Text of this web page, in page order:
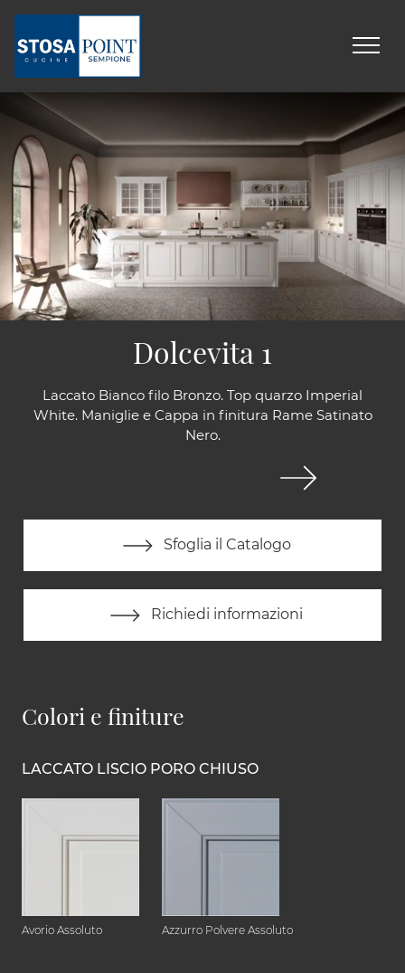
Laccato Bianco filo Bronzo. Top quarzo Imperial
White. Maniglie e Cappa in finitura Rame Satinato
Nero.
Sfoglia il Catalogo
Richiedi informazioni
Dolcevita 1
Colori e finiture
LACCATO LISCIO PORO CHIUSO
Avorio Assoluto Azzurro Polvere Assoluto